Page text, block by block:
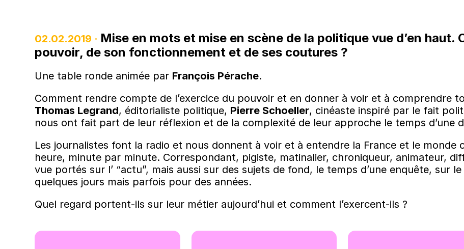
02.02.2019 · Mise en mots et mise en scène de la politique vue d’en
pouvoir, de son fonctionnement et de ses coutures ?
Une table ronde animée par François Pérache.
Comment rendre compte de l’exercice du pouvoir et en donner à voir et à comprendre
Thomas Legrand, éditorialiste politique, Pierre Schoeller, cinéaste inspiré par le fait
nous ont fait part de leur réflexion et de la complexité de leur approche le temps d’une
Les journalistes font la radio et nous donnent à voir et à entendre la France et le monde
heure, minute par minute. Correspondant, pigiste, matinalier, chroniqueur, animateur,
vue portés sur l’ “actu”, mais aussi sur des sujets de fond, le temps d’une enquête, sur
quelques jours mais parfois pour des années.
Quel regard portent-ils sur leur métier aujourd’hui et comment l’exercent-ils ?